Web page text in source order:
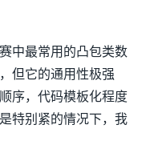
中最常用的凸包类数
但它的通用性极强
序，代码模板化程度
特别紧的情况下，我